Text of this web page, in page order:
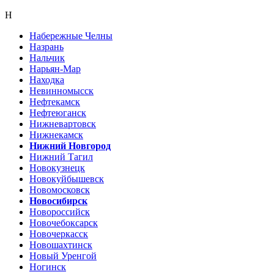
Н
Набережные Челны
Назрань
Нальчик
Нарьян-Мар
Находка
Невинномысск
Нефтекамск
Нефтеюганск
Нижневартовск
Нижнекамск
Нижний Новгород
Нижний Тагил
Новокузнецк
Новокуйбышевск
Новомосковск
Новосибирск
Новороссийск
Новочебоксарск
Новочеркасск
Новошахтинск
Новый Уренгой
Ногинск